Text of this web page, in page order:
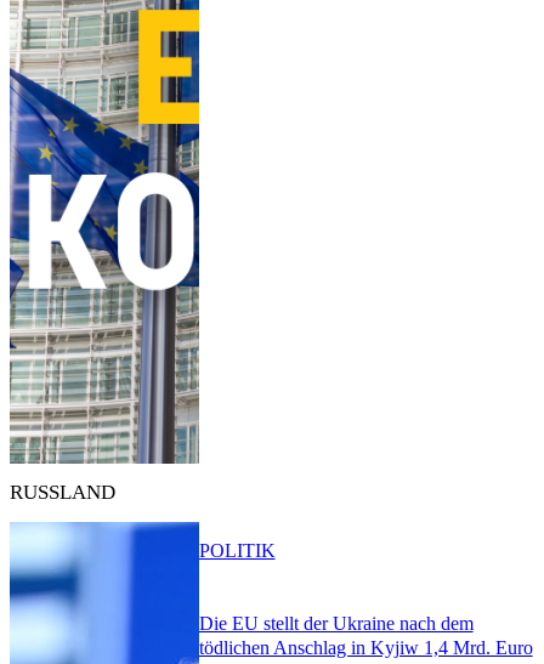
RUSSLAND
Die EU stellt der Ukraine nach dem
tödlichen Anschlag in Kyjiw 1,4 Mrd. Euro
POLITIK